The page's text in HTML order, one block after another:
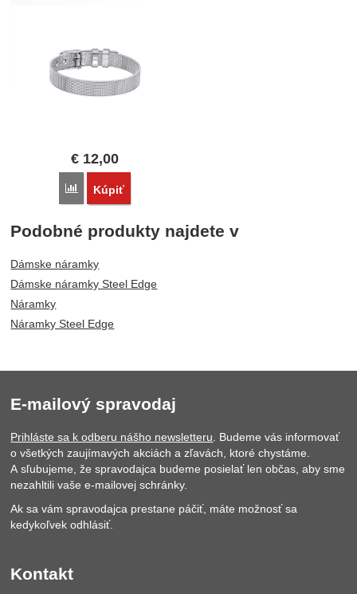
€ 12,00
Porovnať
Kúpiť
Podobné produkty najdete v
Dámske náramky
Dámske náramky Steel Edge
Náramky
Náramky Steel Edge
E-mailový spravodaj
Prihláste sa k odberu nášho newsletteru. Budeme vás informovať
o všetkých zaujímavých akciách a zľavách, ktoré chystáme.
A sľubujeme, že spravodajca budeme posielať len občas, aby sme
nezahltili vaše e-mailovej schránky.
Ak sa vám spravodajca prestane páčiť, máte možnosť sa
kedykoľvek odhlásiť.
Kontakt